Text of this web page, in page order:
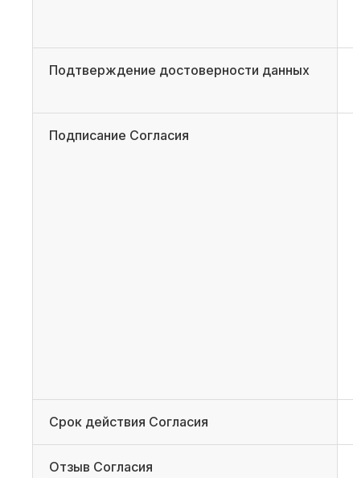
Подтверждение достоверности данных
Подписание Согласия
Срок действия Согласия
Отзыв Согласия